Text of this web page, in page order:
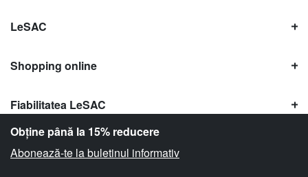
Obține până la 15% reducere
Abonează-te la buletinul informativ
LeSAC
Shopping online
Fiabilitatea LeSAC
Copyright © Le SAC s.r.l. | PI 10954380159 |